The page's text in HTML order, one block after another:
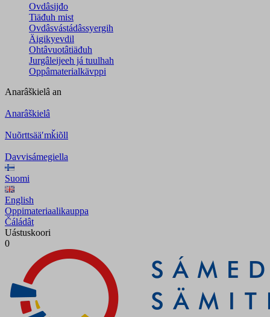
Ovdâsijđo
Tiäđuh mist
Ovdâsvástádâssyergih
Äigikyevdil
Ohtâvuotâtiäđuh
Jurgâleijeeh já tuulhah
Oppâmaterialkävppi
Anarâškielâ an
Anarâškielâ
Nuõrttsääʹmǩiõll
Davvisámegiella
Suomi
English
Oppimateriaalikauppa
Čáládât
Uástuskoori
0